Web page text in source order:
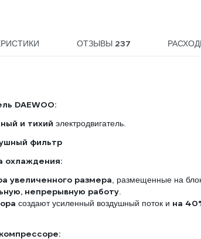
ОТЗЫВЫ 237
DAEWOO:
и тихий электродвигатель.
фильтр
охлаждения:
увеличенного размера , размещенные на
непрерывную работу
создают усиленный воздушный поток и на